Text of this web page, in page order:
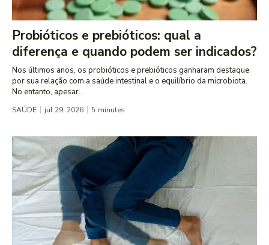
Probióticos e prebióticos: qual a
diferença e quando podem ser indicados?
Nos últimos anos, os probióticos e prebióticos ganharam destaque
por sua relação com a saúde intestinal e o equilíbrio da microbiota.
No entanto, apesar...
SAÚDE jul 29, 2026 5 minutes